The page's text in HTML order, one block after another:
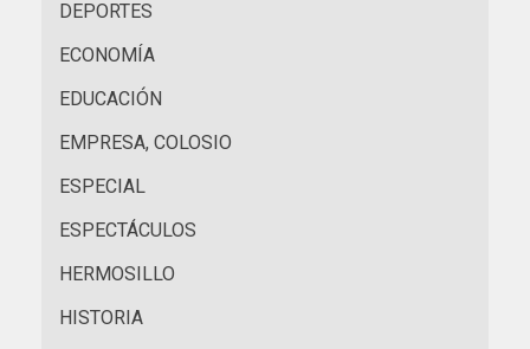
DEPORTES
ECONOMÍA
EDUCACIÓN
EMPRESA, COLOSIO
ESPECIAL
ESPECTÁCULOS
HERMOSILLO
HISTORIA